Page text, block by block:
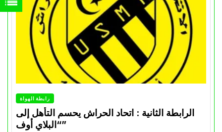
رابطة الهواة
الرابطة الثانية : اتحاد الحراش يحسم التأهل إلى
“البلاي أوف”